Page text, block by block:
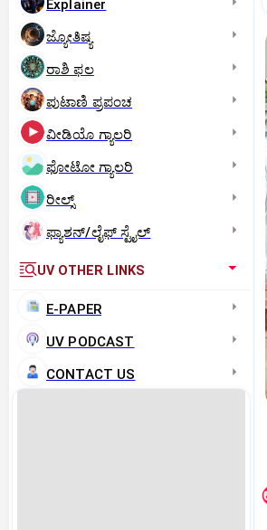
Explainer
ಜ್ಯೋತಿಷ್ಯ
ರಾಶಿ ಫಲ
ಪುಟಾಣಿ ಪ್ರಪಂಚ
ವೀಡಿಯೊ ಗ್ಯಾಲರಿ
ಫೋಟೋ ಗ್ಯಾಲರಿ
ರೀಲ್ಸ್
ಫ್ಯಾಶನ್/ಲೈಫ್‌ ಸ್ಟೈಲ್
UV OTHER LINKS
E-PAPER
UV PODCAST
CONTACT US